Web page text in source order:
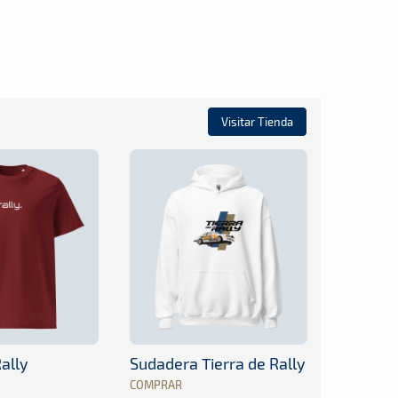
Visitar Tienda
Sudadera Tierra de Rally
COMPRAR